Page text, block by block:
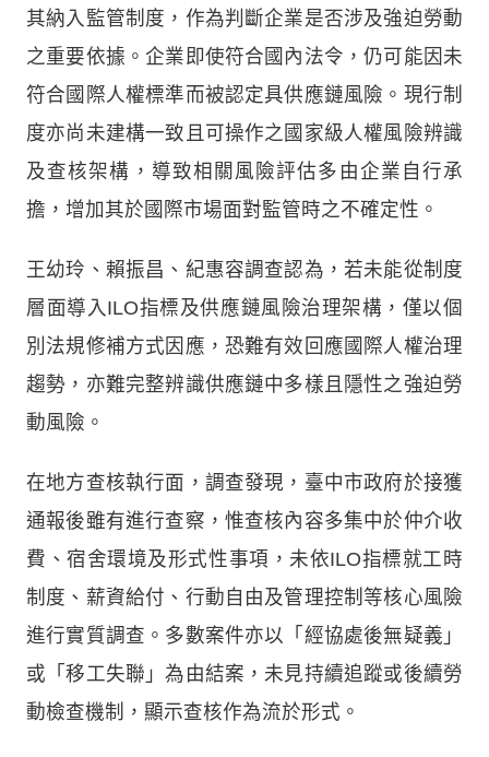
其納入監管制度，作為判斷企業是否涉及強迫勞動
之重要依據。企業即使符合國內法令，仍可能因未
符合國際人權標準而被認定具供應鏈風險。現行制
度亦尚未建構一致且可操作之國家級人權風險辨識
及查核架構，導致相關風險評估多由企業自行承
擔，增加其於國際市場面對監管時之不確定性。
王幼玲、賴振昌、紀惠容調查認為，若未能從制度
層面導入ILO指標及供應鏈風險治理架構，僅以個
別法規修補方式因應，恐難有效回應國際人權治理
趨勢，亦難完整辨識供應鏈中多樣且隱性之強迫勞
動風險。
在地方查核執行面，調查發現，臺中市政府於接獲
通報後雖有進行查察，惟查核內容多集中於仲介收
費、宿舍環境及形式性事項，未依ILO指標就工時
制度、薪資給付、行動自由及管理控制等核心風險
進行實質調查。多數案件亦以「經協處後無疑義」
或「移工失聯」為由結案，未見持續追蹤或後續勞
動檢查機制，顯示查核作為流於形式。